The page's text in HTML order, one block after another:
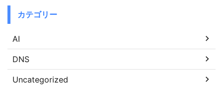
カテゴリー
AI
DNS
Uncategorized